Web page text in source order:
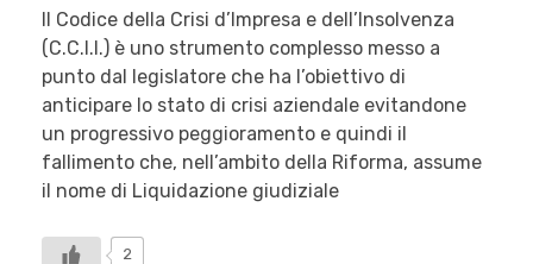
Il Codice della Crisi d’Impresa e dell’Insolvenza
(C.C.I.I.) è uno strumento complesso messo a
punto dal legislatore che ha l’obiettivo di
anticipare lo stato di crisi aziendale evitandone
un progressivo peggioramento e quindi il
fallimento che, nell’ambito della Riforma, assume
il nome di Liquidazione giudiziale
2